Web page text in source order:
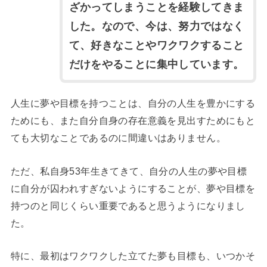
ざかってしまうことを経験してきま
した。なので、今は、努力ではなく
て、好きなことやワクワクすること
だけをやることに集中しています。
人生に夢や目標を持つことは、自分の人生を豊かにする
ためにも、また自分自身の存在意義を見出すためにもと
ても大切なことであるのに間違いはありません。
ただ、私自身53年生きてきて、自分の人生の夢や目標
に自分が囚われすぎないようにすることが、夢や目標を
持つのと同じくらい重要であると思うようになりまし
た。
特に、最初はワクワクした立てた夢も目標も、いつかそ